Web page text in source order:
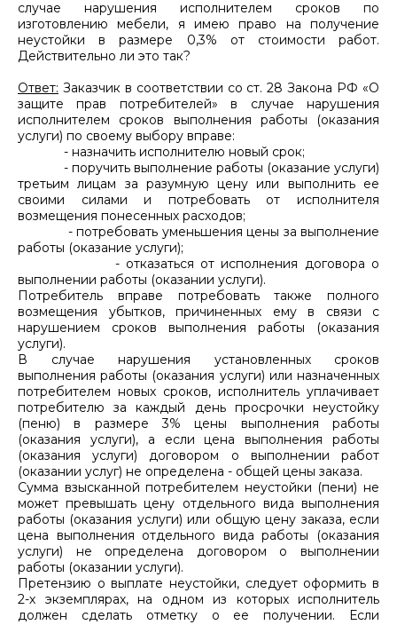
случае нарушения исполнителем сроков по
изготовлению мебели, я имею право на получение
неустойки в размере 0,3% от стоимости работ.
Действительно ли это так?
Ответ: Заказчик в соответствии со ст. 28 Закона РФ «О
защите прав потребителей» в случае нарушения
исполнителем сроков выполнения работы (оказания
услуги) по своему выбору вправе:
- назначить исполнителю новый срок;
- поручить выполнение работы (оказание услуги)
третьим лицам за разумную цену или выполнить ее
своими силами и потребовать от исполнителя
возмещения понесенных расходов;
- потребовать уменьшения цены за выполнение
работы (оказание услуги);
- отказаться от исполнения договора о
выполнении работы (оказании услуги).
Потребитель вправе потребовать также полного
возмещения убытков, причиненных ему в связи с
нарушением сроков выполнения работы (оказания
услуги).
В случае нарушения установленных сроков
выполнения работы (оказания услуги) или назначенных
потребителем новых сроков, исполнитель уплачивает
потребителю за каждый день просрочки неустойку
(пеню) в размере 3% цены выполнения работы
(оказания услуги), а если цена выполнения работы
(оказания услуги) договором о выполнении работ
(оказании услуг) не определена - общей цены заказа.
Сумма взысканной потребителем неустойки (пени) не
может превышать цену отдельного вида выполнения
работы (оказания услуги) или общую цену заказа, если
цена выполнения отдельного вида работы (оказания
услуги) не определена договором о выполнении
работы (оказании услуги).
Претензию о выплате неустойки, следует оформить в
2-х экземплярах, на одном из которых исполнитель
должен сделать отметку о ее получении. Если